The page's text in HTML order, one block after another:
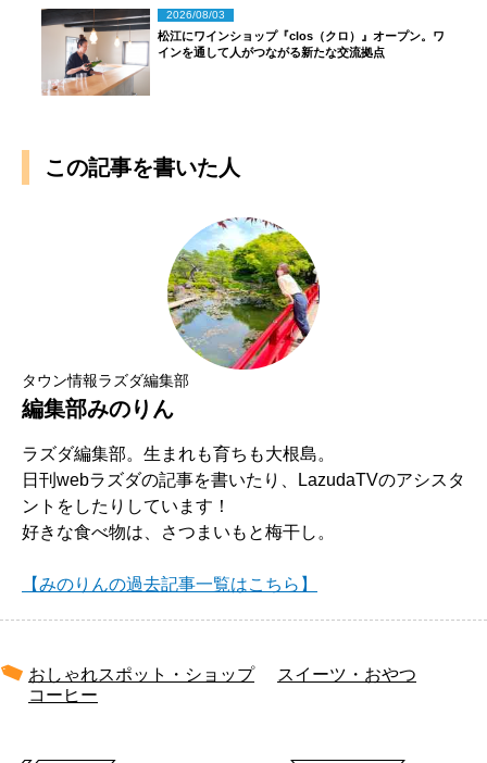
2026/08/03
松江にワインショップ『clos（クロ）』オープン。ワ
インを通して人がつながる新たな交流拠点
この記事を書いた人
タウン情報ラズダ編集部
編集部みのりん
ラズダ編集部。生まれも育ちも大根島。
日刊webラズダの記事を書いたり、LazudaTVのアシスタ
ントをしたりしています！
好きな食べ物は、さつまいもと梅干し。
【みのりんの過去記事一覧はこちら】
おしゃれスポット・ショップ
スイーツ・おやつ
コーヒー